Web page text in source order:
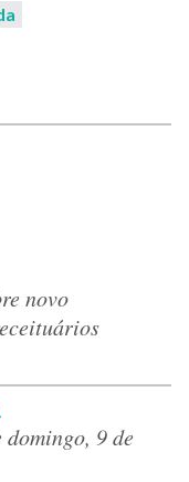
novo
domingo, 9 de